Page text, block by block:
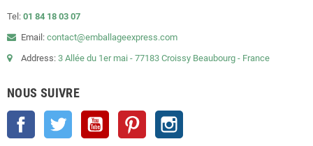
Tel: 01 84 18 03 07
Email: contact@emballageexpress.com
Address: 3 Allée du 1er mai - 77183 Croissy Beaubourg - France
NOUS SUIVRE
Facebook Twitter YouTube Pinterest